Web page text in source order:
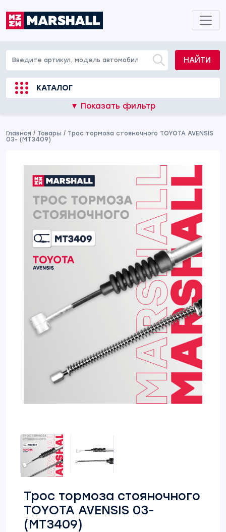
НАЙТИ
КАТАЛОГ
▼ Показать фильтр
Главная / Товары / Трос тормоза стояночного TOYOTA AVENSIS
03- (MT3409)
Трос тормоза стояночного
TOYOTA AVENSIS 03-
(MT3409)